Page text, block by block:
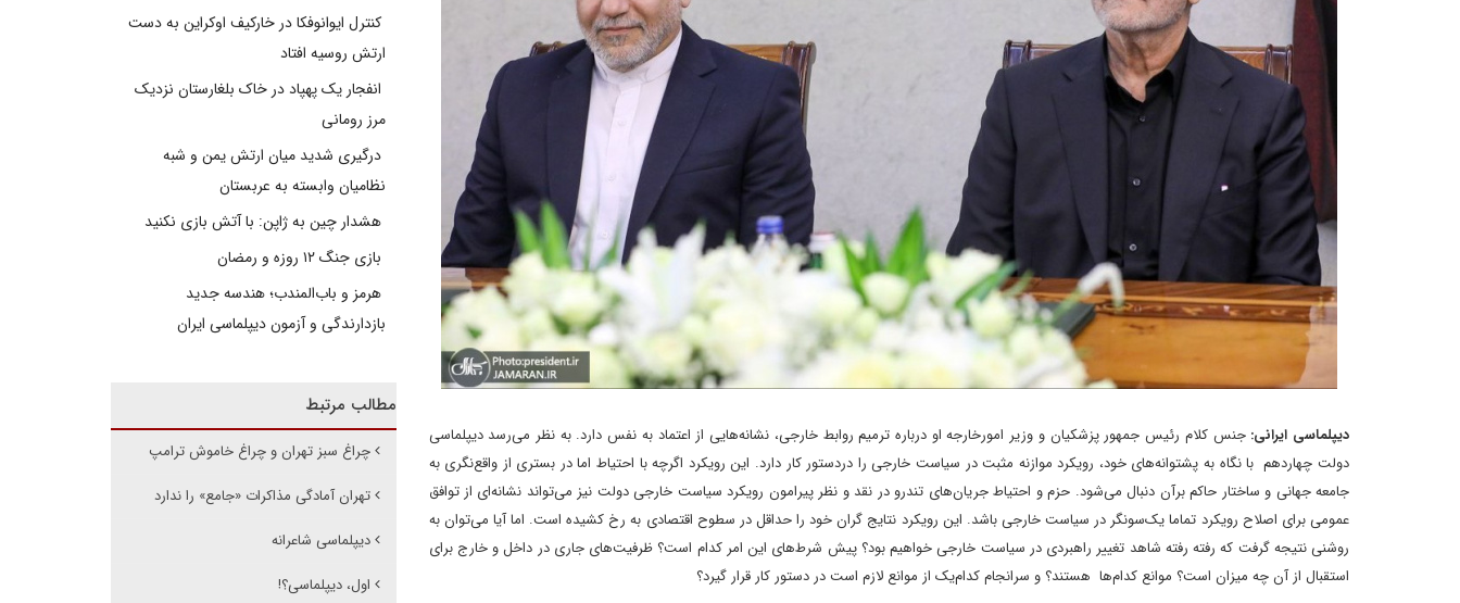
دیپلماسی ایرانی: جنس کلام رئیس جمهور پزشکیان و وزیر امورخارجه او درباره ترمیم روابط خارجی، نشانه‌هایی از اعتماد به نفس دارد. به نظر می‌رسد دیپلماسی
دولت چهاردهم با نگاه به پشتوانه‌های خود، رویکرد موازنه مثبت در سیاست خارجی را دردستور کار دارد. این رویکرد اگرچه با احتیاط اما در بستری از واقع‌‌نگری به
جامعه جهانی و ساختار حاکم برآن دنبال می‌شود. حزم و احتیاط جریان‌های تندرو در نقد و نظر پیرامون رویکرد سیاست خارجی دولت نیز می‌تواند نشانه‌ای از توافق
عمومی برای اصلاح رویکرد تماما یک‌سونگر در سیاست خارجی باشد. این رویکرد نتایج گران خود را حداقل در سطوح اقتصادی به رخ کشیده است. اما آیا می‌توان به
روشنی نتیجه گرفت که رفته رفته شاهد تغییر راهبردی در سیاست خارجی خواهیم بود؟ پیش شرط‌های این امر کدام است؟ ظرفیت‌های جاری در داخل و خارج برای
استقبال از آن چه میزان است؟ موانع کدام‌ها هستند؟ و سرانجام کدام‌یک از موانع لازم است در دستور کار قرار گیرد؟
کنترل ایوانوفکا در خارکیف اوکراین به دست
ارتش روسیه افتاد
انفجار یک پهپاد در خاک بلغارستان نزدیک
مرز رومانی
درگیری شدید میان ارتش یمن و شبه
نظامیان وابسته به عربستان
هشدار چین به ژاپن: با آتش بازی نکنید
بازی جنگ ۱۲ روزه و رمضان
هرمز و باب‌المندب؛ هندسه جدید
بازدارندگی و آزمون دیپلماسی ایران
مطالب مرتبط
چراغ سبز تهران و چراغ خاموش ترامپ
تهران آمادگی مذاکرات «جامع» را ندارد
دیپلماسی شاعرانه
اول، دیپلماسی؟!